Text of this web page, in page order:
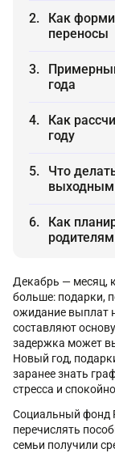
Как
переносы
года
Как
году
Что
выходным
Как
родителям
Декабрь — месяц,
больше: подарки,
ожидание выплат
составляют
задержка может
Новый год,
заранее знать
стресса и
Социальный фонд
перечислять
семьи получили